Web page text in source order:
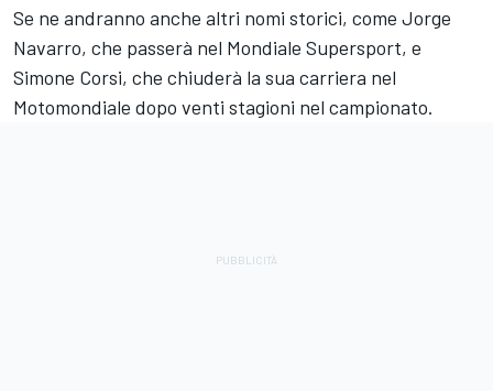
Se ne andranno anche altri nomi storici, come Jorge
Navarro, che passerà nel Mondiale Supersport, e
Simone Corsi, che chiuderà la sua carriera nel
Motomondiale dopo venti stagioni nel campionato.